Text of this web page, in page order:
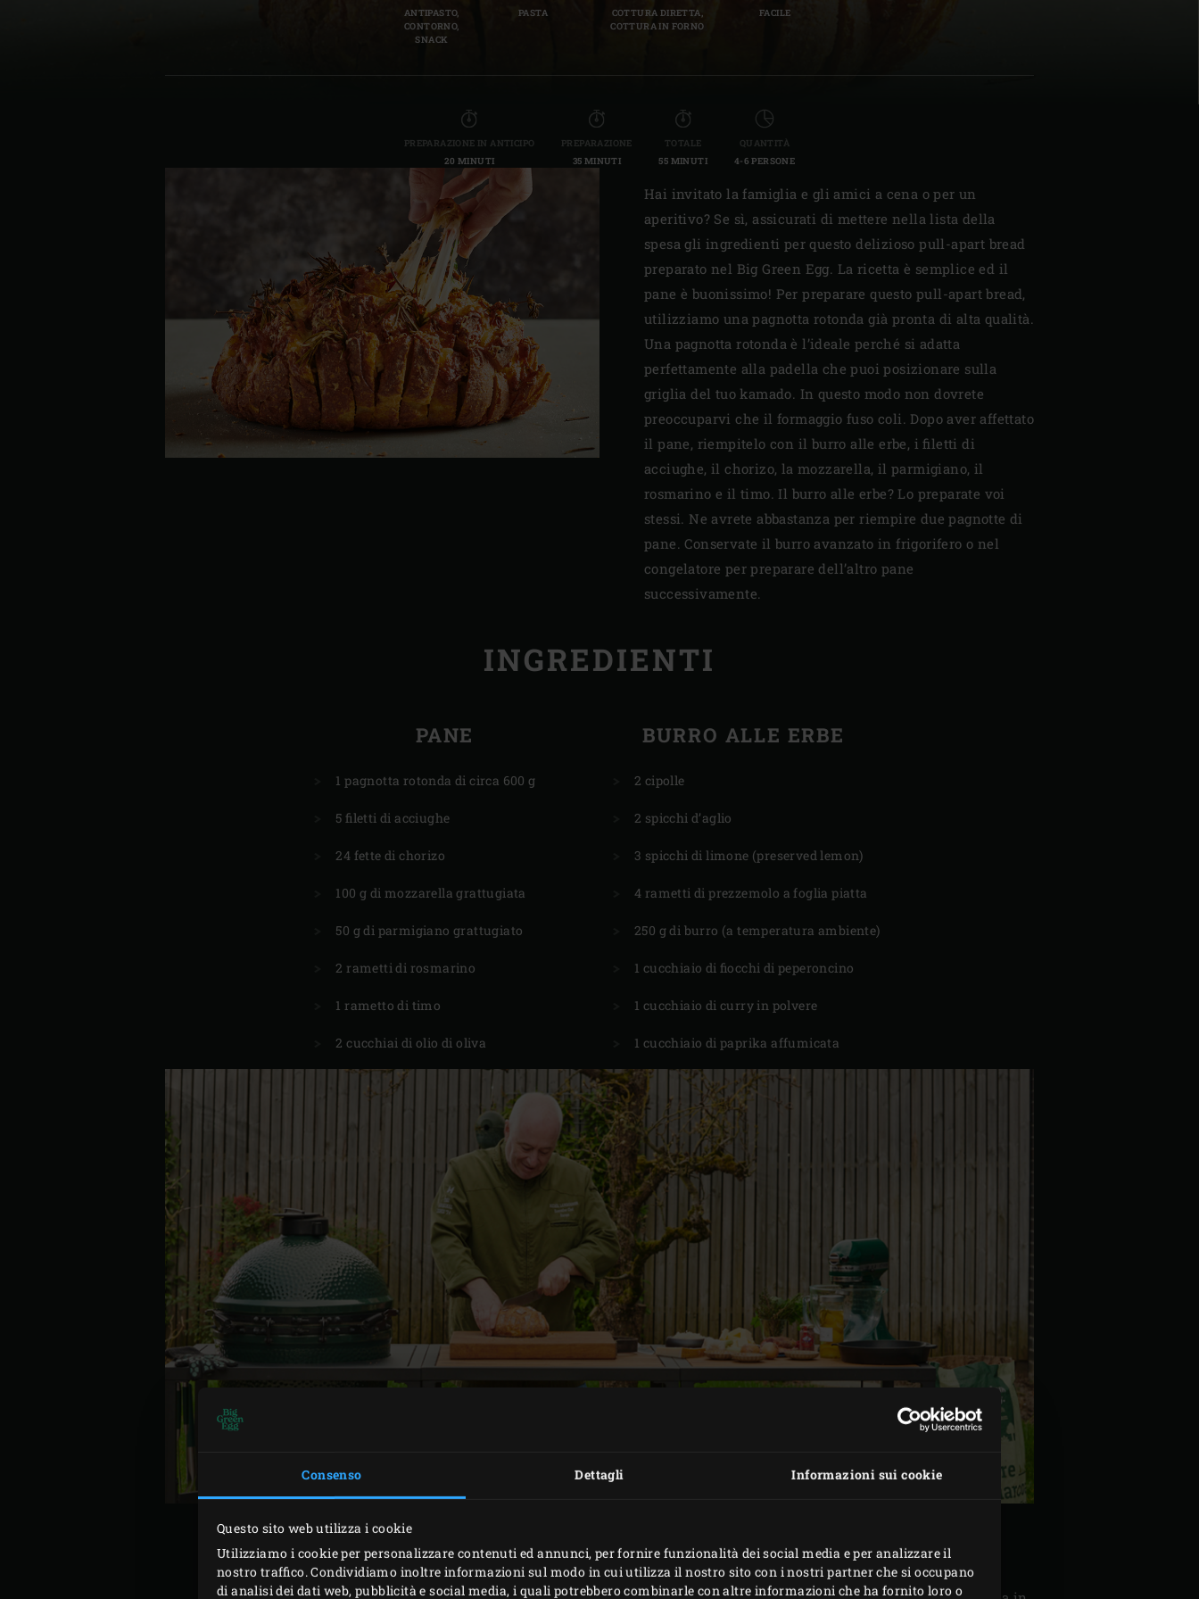
Consenso Dettagli Informazioni sui cookie
Questo sito web utilizza i cookie
Utilizziamo i cookie per personalizzare contenuti ed annunci, per fornire funzionalità dei social media e per analizzare il
nostro traffico. Condividiamo inoltre informazioni sul modo in cui utilizza il nostro sito con i nostri partner che si occupano
di analisi dei dati web, pubblicità e social media, i quali potrebbero combinarle con altre informazioni che ha fornito loro o
Hungary | Magyarország
Slovenia | Slovenija
Switzerland (French) | Schweiz (Français)
Turkey | Türkiye
ANTIPASTO,
CONTORNO,
SNACK
PASTA
COTTURA DIRETTA,
COTTURA IN FORNO
FACILE
PREPARAZIONE IN ANTICIPO
20 MINUTI
PREPARAZIONE
35 MINUTI
TOTALE
55 MINUTI
QUANTITÀ
4-6 PERSONE
Hai invitato la famiglia e gli amici a cena o per un
aperitivo? Se sì, assicurati di mettere nella lista della
spesa gli ingredienti per questo delizioso pull-apart bread
preparato nel Big Green Egg. La ricetta è semplice ed il
pane è buonissimo! Per preparare questo pull-apart bread,
utilizziamo una pagnotta rotonda già pronta di alta qualità.
Una pagnotta rotonda è l’ideale perché si adatta
perfettamente alla padella che puoi posizionare sulla
griglia del tuo kamado. In questo modo non dovrete
preoccuparvi che il formaggio fuso coli. Dopo aver affettato
il pane, riempitelo con il burro alle erbe, i filetti di
acciughe, il chorizo, la mozzarella, il parmigiano, il
rosmarino e il timo. Il burro alle erbe? Lo preparate voi
stessi. Ne avrete abbastanza per riempire due pagnotte di
pane. Conservate il burro avanzato in frigorifero o nel
congelatore per preparare dell’altro pane
successivamente.
INGREDIENTI
PANE
1 pagnotta rotonda di circa 600 g
5 filetti di acciughe
24 fette di chorizo
100 g di mozzarella grattugiata
50 g di parmigiano grattugiato
2 rametti di rosmarino
1 rametto di timo
2 cucchiai di olio di oliva
BURRO ALLE ERBE
2 cipolle
2 spicchi d’aglio
3 spicchi di limone (preserved lemon)
4 rametti di prezzemolo a foglia piatta
250 g di burro (a temperatura ambiente)
1 cucchiaio di fiocchi di peperoncino
1 cucchiaio di curry in polvere
1 cucchiaio di paprika affumicata
PREPARAZIONE